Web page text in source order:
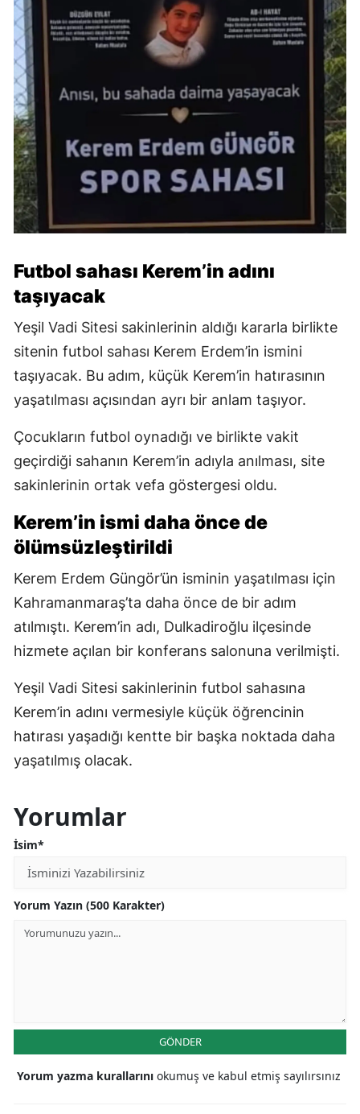
Futbol sahası Kerem’in adını
taşıyacak
Yeşil Vadi Sitesi sakinlerinin aldığı kararla birlikte
sitenin futbol sahası Kerem Erdem’in ismini
taşıyacak. Bu adım, küçük Kerem’in hatırasının
yaşatılması açısından ayrı bir anlam taşıyor.
Çocukların futbol oynadığı ve birlikte vakit
geçirdiği sahanın Kerem’in adıyla anılması, site
sakinlerinin ortak vefa göstergesi oldu.
Kerem’in ismi daha önce de
ölümsüzleştirildi
Kerem Erdem Güngör’ün isminin yaşatılması için
Kahramanmaraş’ta daha önce de bir adım
atılmıştı. Kerem’in adı, Dulkadiroğlu ilçesinde
hizmete açılan bir konferans salonuna verilmişti.
Yeşil Vadi Sitesi sakinlerinin futbol sahasına
Kerem’in adını vermesiyle küçük öğrencinin
hatırası yaşadığı kentte bir başka noktada daha
yaşatılmış olacak.
Yorumlar
İsim*
Yorum Yazın (500 Karakter)
GÖNDER
Yorum yazma kurallarını okumuş ve kabul etmiş sayılırsınız